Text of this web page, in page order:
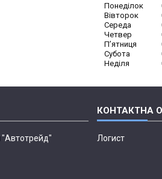
Понеділок
Вівторок
Середа
Четвер
Пʼятниця
Субота
Неділя
"Автотрейд" Логист